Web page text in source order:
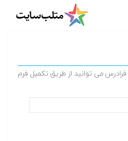
می توانید از طریق تکمیل فرم